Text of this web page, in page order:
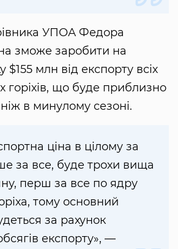
УПОА Федора
зможе заробити на
$155 млн від експорту всіх
горіхів, що буде приблизно
в минулому сезоні.
ціна в цілому за
за все, буде трохи вища
перш за все по ядру
тому основний
за рахунок
експорту», —